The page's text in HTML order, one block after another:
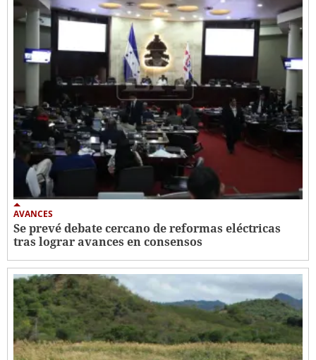
AVANCES
Se prevé debate cercano de reformas eléctricas
tras lograr avances en consensos